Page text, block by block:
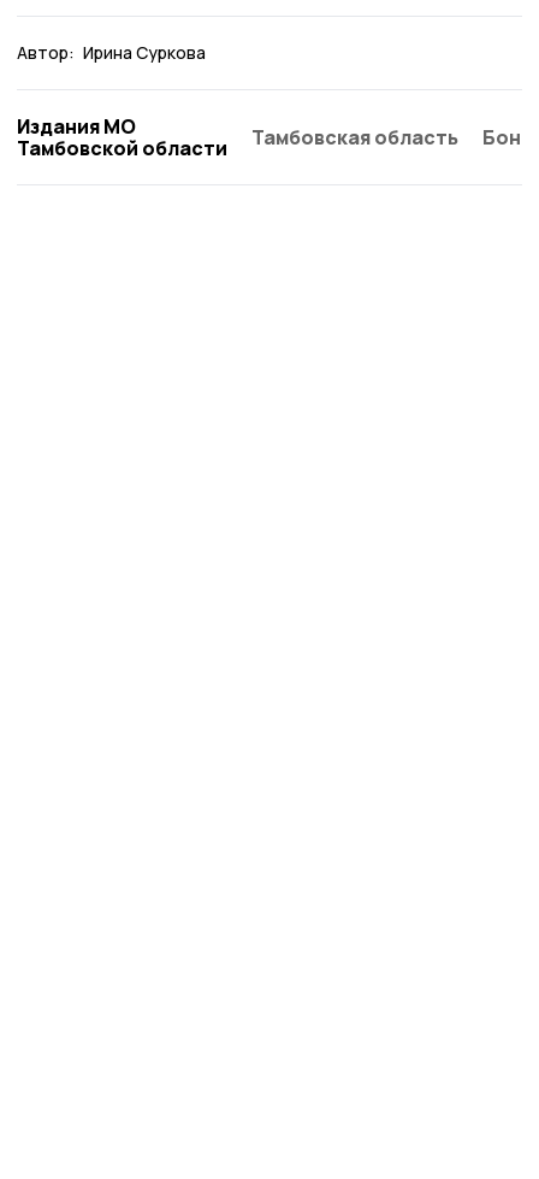
Автор: Ирина Суркова
Издания МО
Тамбовской области
Тамбовская область